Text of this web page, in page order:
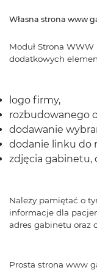
Własna strona www
Moduł Strona
dodatkowych
logo firmy,
rozbudowanego
dodawanie
dodanie linku do
zdjęcia gabinetu,
Należy pamiętać o
informacje dla
adres gabinetu oraz
Prosta strona www